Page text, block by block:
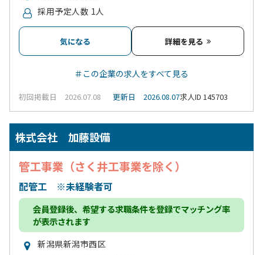
採用予定人数 1人
気になる 詳細を見る
＃この企業の求人をすべて見る
初回掲載日 2026.07.08 更新日 2026.08.07求人ID 145703
株式会社 加藤設備
管工事業（さく井工事業を除く）
配管工 ※未経験者可
会員登録後、希望する求職条件を登録でマッチング率
が表示されます
新潟県新潟市西区